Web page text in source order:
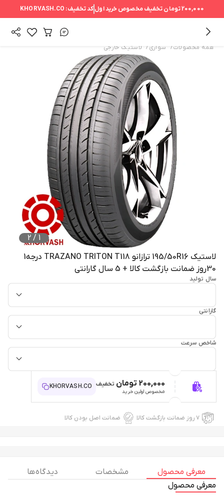
200,000 تومان تخفیف مخصوص خرید اولکد تخفیف: KHORVASH.CO
همه محصولات/ سواری / لاستیک خارجی
1
/
2
لاستیک 195/50R16 ترازانو TRAZANO TRITON T118 درجه1
30روز ضمانت بازگشت کالا + 5 سال گارانتی
سال تولید
گارانتی
شاخص سرعت
200,000 تومان تخفیف
مخصوص اولین خرید
KHORVASH.CO
۷ روز ضمانت بازگشت کالا ضمانت اصل بودن کالا
معرفی محصول مشخصات
دیدگاه ها
معرفی محصول